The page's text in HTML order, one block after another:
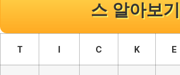
스 알아보기
T I C K E